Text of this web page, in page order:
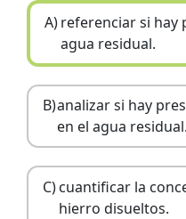
A)referenciar si hay
agua residual.
B)analizar si hay
en el agua residual.
C)cuantificar la
hierro disueltos.